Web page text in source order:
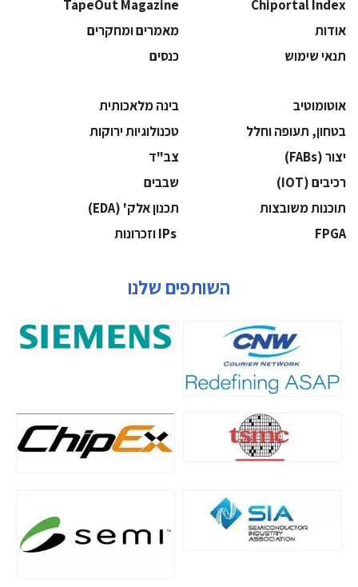
Chiportal Index
TapeOut Magazine
אודות
מאמרים ומחקרים
תנאי שימוש
כנסים
אוטומוטיב
בינה מלאכותית
בטחון, תעופה וחלל
‫טכנולוגיות ירוקות‬
‫יצור (‪(FABs‬‬
‫צב"ד‬
‫רכיבים‬ (IOT)
‫שבבים‬
‫תוכנות משובצות‬
‫תכנון אלק' (‪(EDA‬‬
‫‪FPGA‬‬
השותפים שלנו